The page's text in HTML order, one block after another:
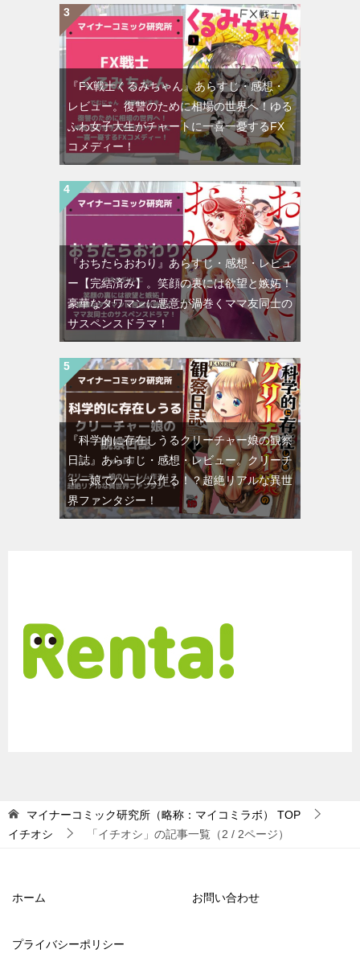
『FX戦士くるみちゃん』あらすじ・感想・
レビュー。復讐のために相場の世界へ！ゆる
ふわ女子大生がチャートに一喜一憂するFX
コメディー！
『おちたらおわり』あらすじ・感想・レビュ
ー【完結済み】。笑顔の裏には欲望と嫉妬！
豪華なタワマンに悪意が渦巻くママ友同士の
サスペンスドラマ！
『科学的に存在しうるクリーチャー娘の観察
日誌』あらすじ・感想・レビュー。クリーチ
ャー娘でハーレム作る！？超絶リアルな異世
界ファンタジー！
マイナーコミック研究所（略称：マイコミラボ）
TOP
イチオシ
「イチオシ」の記事一覧（2 / 2ページ）
ホーム お問い合わせ
プライバシーポリシー